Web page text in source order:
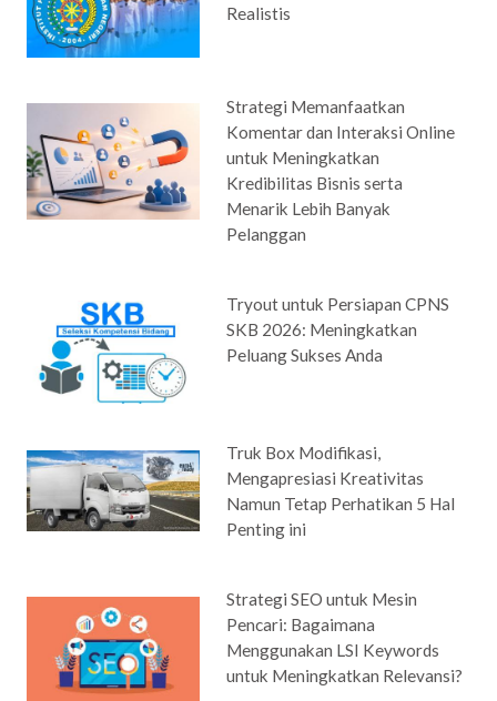
Realistis
Strategi Memanfaatkan
Komentar dan Interaksi Online
untuk Meningkatkan
Kredibilitas Bisnis serta
Menarik Lebih Banyak
Pelanggan
Tryout untuk Persiapan CPNS
SKB 2026: Meningkatkan
Peluang Sukses Anda
Truk Box Modifikasi,
Mengapresiasi Kreativitas
Namun Tetap Perhatikan 5 Hal
Penting ini
Strategi SEO untuk Mesin
Pencari: Bagaimana
Menggunakan LSI Keywords
untuk Meningkatkan Relevansi?